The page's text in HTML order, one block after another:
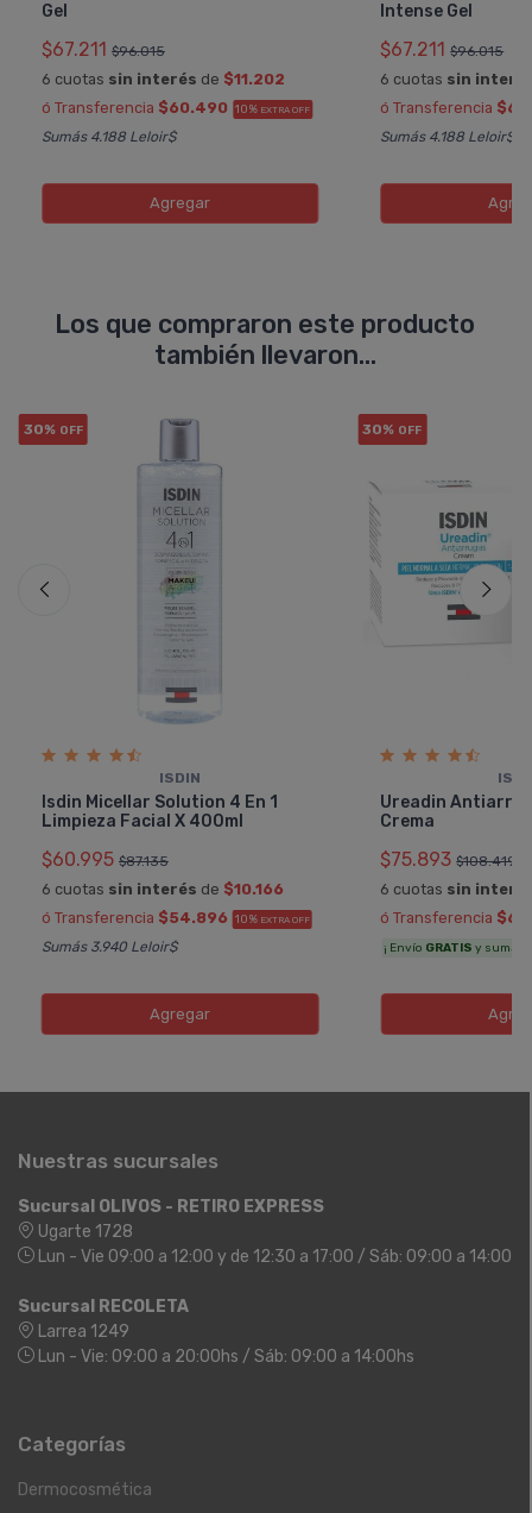
Gel
$67.211 $96.015
6 cuotas sin interés de $11.202
ó Transferencia $60.490 10% EXTRA OFF
Sumás 4.188 Leloir$
Agregar
Intense Gel
$67.211 $96.015
6 cuotas sin
ó Transferencia
Sumás 4.188 Leloir$
Los que compraron este producto
también llevaron...
30% OFF
ISDIN
Isdin Micellar Solution 4 En 1
Limpieza Facial X 400ml
$60.995 $87.135
6 cuotas sin interés de $10.166
ó Transferencia $54.896 10% EXTRA OFF
Sumás 3.940 Leloir$
Agregar
30% OFF
Ureadin
Crema
$75.893 $108.419
6 cuotas sin
ó Transferencia
¡ Envío GRATIS y sumás
Nuestras sucursales
Sucursal OLIVOS - RETIRO EXPRESS
Ugarte 1728
Lun - Vie 09:00 a 12:00 y de 12:30 a 17:00 / Sáb: 09:00 a 14:00
Sucursal RECOLETA
Larrea 1249
Lun - Vie: 09:00 a 20:00hs / Sáb: 09:00 a 14:00hs
Categorías
Dermocosmética